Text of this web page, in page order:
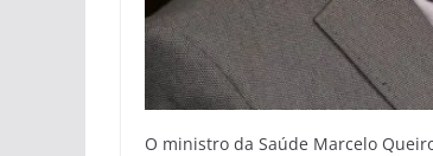
O ministro da Saúde Marcelo